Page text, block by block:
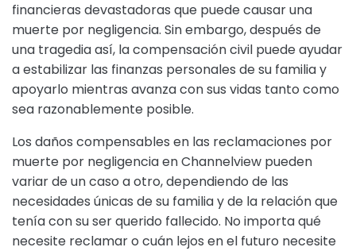
financieras devastadoras que puede causar una
muerte por negligencia. Sin embargo, después de
una tragedia así, la compensación civil puede ayudar
a estabilizar las finanzas personales de su familia y
apoyarlo mientras avanza con sus vidas tanto como
sea razonablemente posible.
Los daños compensables en las reclamaciones por
muerte por negligencia en Channelview pueden
variar de un caso a otro, dependiendo de las
necesidades únicas de su familia y de la relación que
tenía con su ser querido fallecido. No importa qué
necesite reclamar o cuán lejos en el futuro necesite